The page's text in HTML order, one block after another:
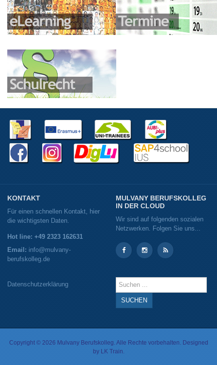
KONTAKT
Für einen schnellen Kontakt, hier
die wichtigsten Daten.
Hot line: +49 2323 162631
Email: info@mulvany-
berufskolleg.de
Datenschutzerklärung
MULVANY BERUFSKOLLEG
IN DER CLOUD
Wir sind auf folgenden sozialen
Netzwerken. Folgen Sie uns...
Suchen
...
SUCHEN
Copyright © 2026 Mulvany Berufskolleg. Alle Rechte vorbehalten. Designed
by LK Train